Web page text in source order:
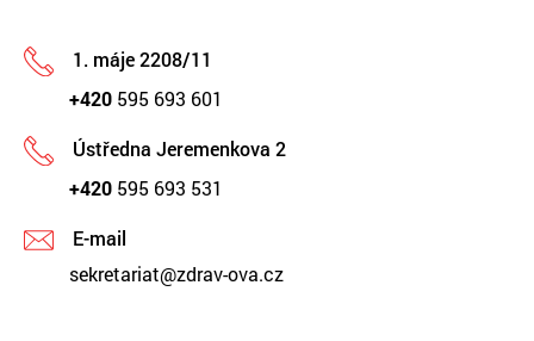
1. máje 2208/11
+420 595 693 601
Ústředna Jeremenkova 2
+420 595 693 531
E-mail
sekretariat@zdrav-ova.cz